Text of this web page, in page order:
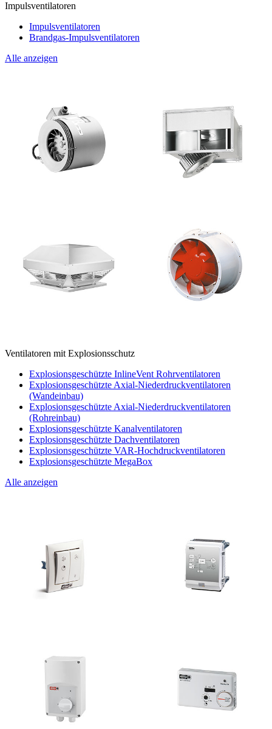
Impulsventilatoren
Impulsventilatoren
Brandgas-Impulsventilatoren
Alle anzeigen
Ventilatoren mit Explosionsschutz
Explosionsgeschützte InlineVent Rohrventilatoren
Explosionsgeschützte Axial-Niederdruckventilatoren
(Wandeinbau)
Explosionsgeschützte Axial-Niederdruckventilatoren
(Rohreinbau)
Explosionsgeschützte Kanalventilatoren
Explosionsgeschützte Dachventilatoren
Explosionsgeschützte VAR-Hochdruckventilatoren
Explosionsgeschützte MegaBox
Alle anzeigen